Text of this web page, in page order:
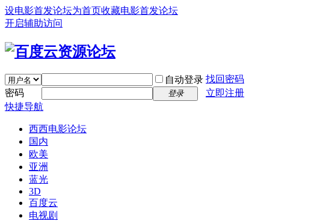
设电影首发论坛为首页收藏电影首发论坛
开启辅助访问
自动登录 找回密码
密码
登录
立即注册
快捷导航
西西电影论坛
国内
欧美
亚洲
蓝光
3D
百度云
电视剧